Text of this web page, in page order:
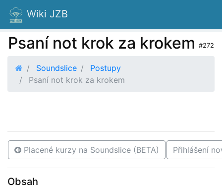
Wiki JZB
Psaní not krok za krokem #272
Soundslice
Postupy
Psaní not krok za krokem
Placené kurzy na Soundslice (BETA) Přihlášení
Obsah